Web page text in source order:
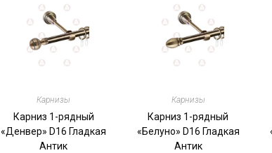
Карнизы
Карниз 1-рядный
«Денвер» D16 Гладкая
Антик
Карнизы
Карниз 1-рядный
«Белуно» D16 Гладкая
Антик